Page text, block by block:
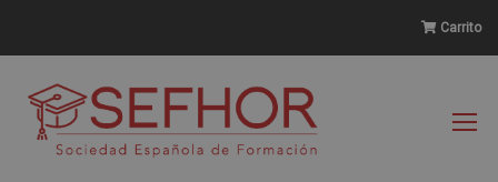
Carrito